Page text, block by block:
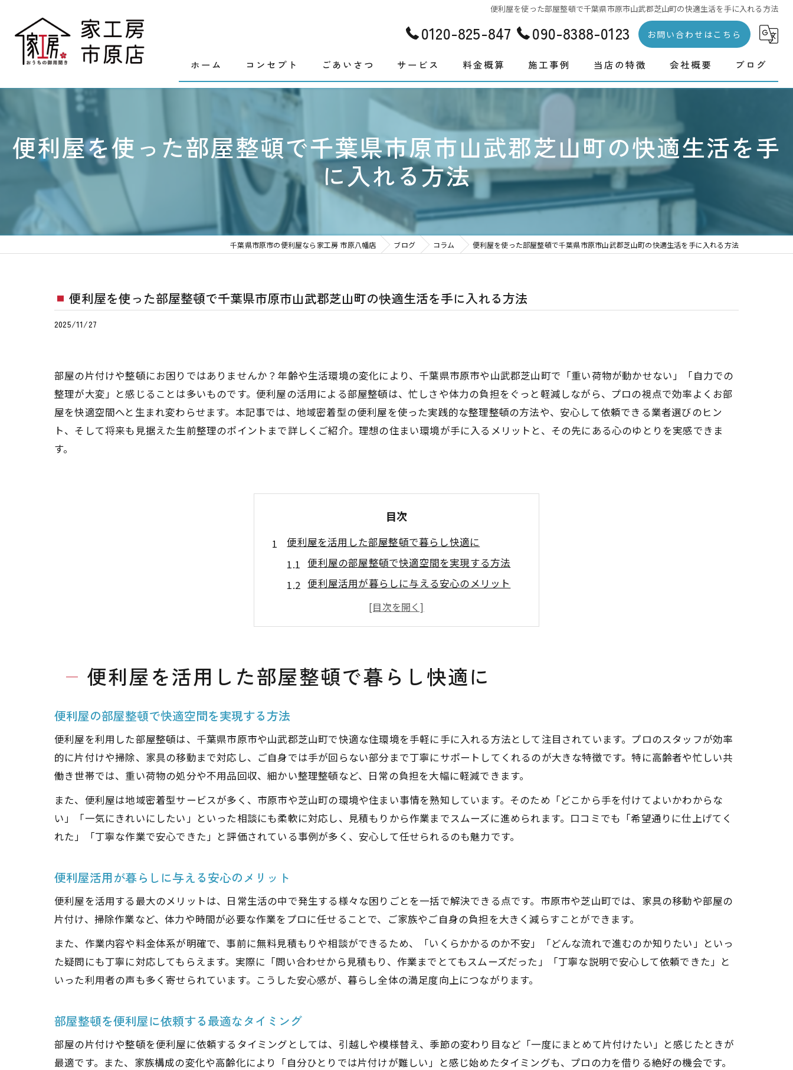
便利屋を使った部屋整頓で千葉県市原市山武郡芝山町の快適生活を手に入れる方法
0120-825-847 090-8388-0123 お問い合わせはこちら
ホーム コンセプト ごあいさつ サービス 料金概算 施工事例 当店の特徴
剪定
リフォーム
外壁塗装
会社概要 ブログ
便利屋を使った部屋整頓で千葉県市原市山武郡芝山町の快適生活を手
に入れる方法
千葉県市原市の便利屋なら家工房 市原八幡店 ブログ コラム 便利屋を使った部屋整頓で千葉県市原市山武郡芝山町の快適生活を手に入れる方法
便利屋を使った部屋整頓で千葉県市原市山武郡芝山町の快適生活を手に入れる方法
2025/11/27
部屋の片付けや整頓にお困りではありませんか？年齢や生活環境の変化により、千葉県市原市や山武郡芝山町で「重い荷物が動かせない」「自力での
整理が大変」と感じることは多いものです。便利屋の活用による部屋整頓は、忙しさや体力の負担をぐっと軽減しながら、プロの視点で効率よくお部
屋を快適空間へと生まれ変わらせます。本記事では、地域密着型の便利屋を使った実践的な整理整頓の方法や、安心して依頼できる業者選びのヒン
ト、そして将来も見据えた生前整理のポイントまで詳しくご紹介。理想の住まい環境が手に入るメリットと、その先にある心のゆとりを実感できま
す。
目次
便利屋を活用した部屋整頓で暮らし快適に
便利屋の部屋整頓で快適空間を実現する方法
便利屋活用が暮らしに与える安心のメリット
部屋整頓を便利屋に依頼する最適なタイミング
便利屋で日常の部屋管理が驚くほどラクに
重い荷物の整理も便利屋なら安心できる理由
重い荷物も便利屋ならスムーズに片付く理由
便利屋に頼ることで事故防止も実現できる
重い家具の移動も便利屋の技術で安心解決
千葉で便利屋選びに失敗しないコツと基準
便利屋のサービス比較で理想の業者を発見
便利屋の柔軟な対応力が信頼につながる理由
定期的な片付けでゴミ屋敷化を防ぐ方法
部屋整頓を習慣化する便利屋の利用術
便利屋活用で散らかりにくい部屋を作る方法
女性スタッフ対応可能な便利屋の魅力解説
女性スタッフ対応の便利屋が選ばれる理由
便利屋を活用した部屋整頓で暮らし快適に
便利屋の部屋整頓で快適空間を実現する方法
便利屋を利用した部屋整頓は、千葉県市原市や山武郡芝山町で快適な住環境を手軽に手に入れる方法として注目されています。プロのスタッフが効率
的に片付けや掃除、家具の移動まで対応し、ご自身では手が回らない部分まで丁寧にサポートしてくれるのが大きな特徴です。特に高齢者や忙しい共
働き世帯では、重い荷物の処分や不用品回収、細かい整理整頓など、日常の負担を大幅に軽減できます。
また、便利屋は地域密着型サービスが多く、市原市や芝山町の環境や住まい事情を熟知しています。そのため「どこから手を付けてよいかわからな
い」「一気にきれいにしたい」といった相談にも柔軟に対応し、見積もりから作業までスムーズに進められます。口コミでも「希望通りに仕上げてく
れた」「丁寧な作業で安心できた」と評価されている事例が多く、安心して任せられるのも魅力です。
便利屋活用が暮らしに与える安心のメリット
便利屋を活用する最大のメリットは、日常生活の中で発生する様々な困りごとを一括で解決できる点です。市原市や芝山町では、家具の移動や部屋の
片付け、掃除作業など、体力や時間が必要な作業をプロに任せることで、ご家族やご自身の負担を大きく減らすことができます。
また、作業内容や料金体系が明確で、事前に無料見積もりや相談ができるため、「いくらかかるのか不安」「どんな流れで進むのか知りたい」といっ
た疑問にも丁寧に対応してもらえます。実際に「問い合わせから見積もり、作業までとてもスムーズだった」「丁寧な説明で安心して依頼できた」と
いった利用者の声も多く寄せられています。こうした安心感が、暮らし全体の満足度向上につながります。
部屋整頓を便利屋に依頼する最適なタイミング
部屋の片付けや整頓を便利屋に依頼するタイミングとしては、引越しや模様替え、季節の変わり目など「一度にまとめて片付けたい」と感じたときが
最適です。また、家族構成の変化や高齢化により「自分ひとりでは片付けが難しい」と感じ始めたタイミングも、プロの力を借りる絶好の機会です。